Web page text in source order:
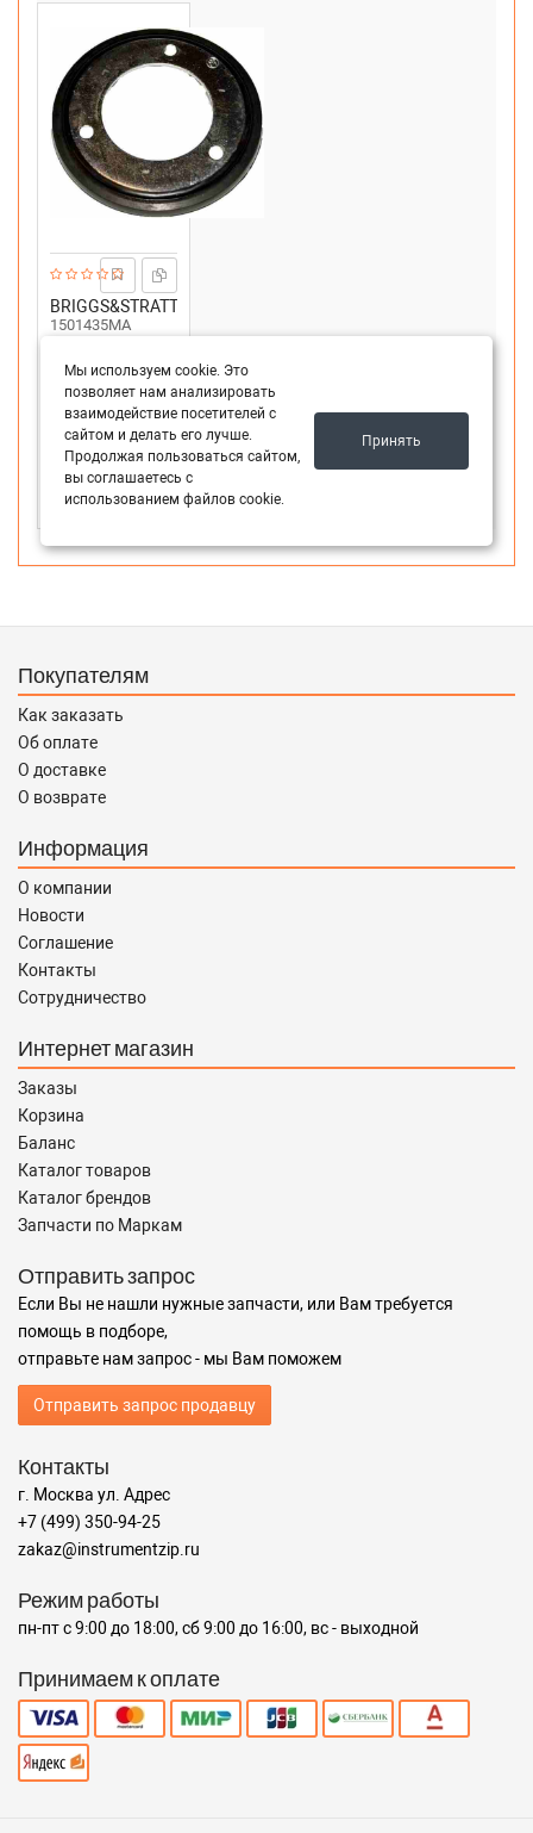
BRIGGS&STRATTON
1501435MA
фрикциона
снегоуборщика
1501435MA
Срок 5 дн.
3 шт.
6 075
- + В корзину
Покупателям
Как заказать
Об оплате
О доставке
О возврате
Информация
О компании
Новости
Соглашение
Контакты
Сотрудничество
Интернет магазин
Заказы
Корзина
Баланс
Каталог товаров
Каталог брендов
Запчасти по Маркам
Отправить запрос
Если Вы не нашли нужные запчасти, или Вам требуется
помощь в подборе,
отправьте нам запрос - мы Вам поможем
Отправить запрос продавцу
Контакты
г. Москва ул. Адрес
+7 (499) 350-94-25
zakaz@instrumentzip.ru
Режим работы
пн-пт с 9:00 до 18:00, сб 9:00 до 16:00, вс - выходной
Принимаем к оплате
Мы используем cookie. Это
позволяет нам анализировать
взаимодействие посетителей с
сайтом и делать его лучше.
Продолжая пользоваться сайтом,
вы соглашаетесь с
использованием файлов cookie.
Принять